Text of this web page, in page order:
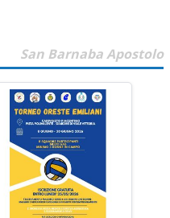
San Barnaba Apostolo